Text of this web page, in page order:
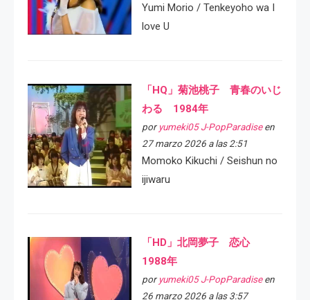
Yumi Morio / Tenkeyoho wa I
love U
「HQ」菊池桃子 青春のいじ
わる 1984年
por yumeki05 J-PopParadiseen
27 marzo 2026 a las 2:51
Momoko Kikuchi / Seishun no
ijiwaru
「HD」北岡夢子 恋心
1988年
por yumeki05 J-PopParadiseen
26 marzo 2026 a las 3:57